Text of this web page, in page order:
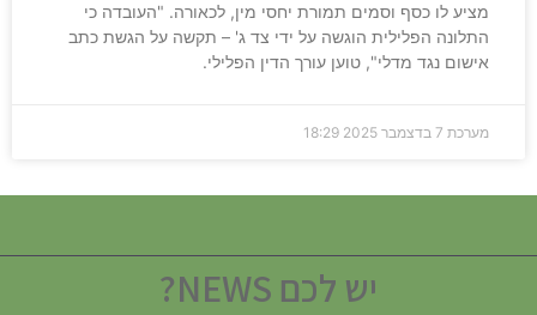
מציע לו כסף וסמים תמורת יחסי מין, לכאורה. "העובדה כי
התלונה הפלילית הוגשה על ידי צד ג' – תקשה על הגשת כתב
אישום נגד מדלי", טוען עורך הדין הפלילי.
מערכת 7 בדצמבר 2025 18:29
יש לכם NEWS?